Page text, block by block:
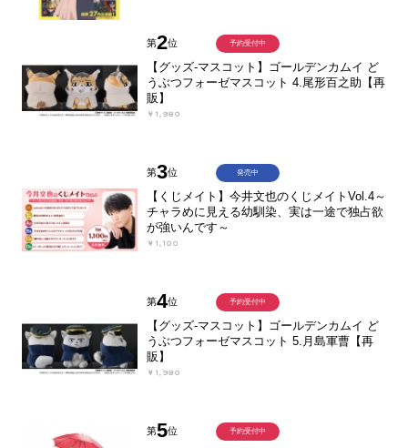
第2位
【グッズ-マスコット】ゴールデンカムイ ど
うぶつフォーゼマスコット 4.尾形百之助【再
販】
￥1,980
予約受付中
第3位
【くじメイト】今井文也のくじメイトVol.4～
チャラめに見える幼馴染、実は一途で独占欲
が強いんです～
￥1,100
発売中
第4位
【グッズ-マスコット】ゴールデンカムイ ど
うぶつフォーゼマスコット 5.月島軍曹【再
販】
￥1,980
予約受付中
第5位 予約受付中